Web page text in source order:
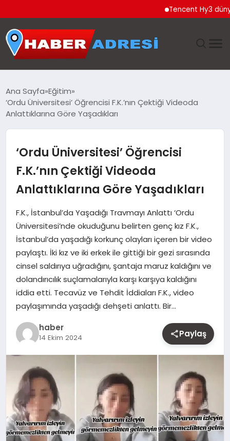
Tencent Hy3 dünya
GÜNDEM
TEKNOLOJI
EĞITIM
MAGAZIN
YAŞAM
OTOMOBIL
Ana Sayfa Eğitim
‘Ordu Üniversitesi’ Öğrencisi F.K.’nın Çektiği Videoda
Anlattıklarına Göre Yaşadıkları
‘Ordu Üniversitesi’ Öğrencisi
F.K.’nın Çektiği Videoda
Anlattıklarına Göre Yaşadıkları
F.K., İstanbul’da Yaşadığı Travmayı Anlattı ‘Ordu
Üniversitesi’nde okuduğunu belirten genç kız F.K.,
İstanbul’da yaşadığı korkunç olayları içeren bir video
paylaştı. İki kız ve iki erkek ile gittiği bir gezi sırasında
cinsel saldırıya uğradığını, şantaja maruz kaldığını ve
dolandırıcılık suçlamalarıyla karşı karşıya kaldığını
iddia etti. Tecavüz ve Tehdit İddiaları F.K., video
paylaşımında yaşadığı dehşeti anlattı. Bir…
haber
14 Ekim 2024 Paylaş